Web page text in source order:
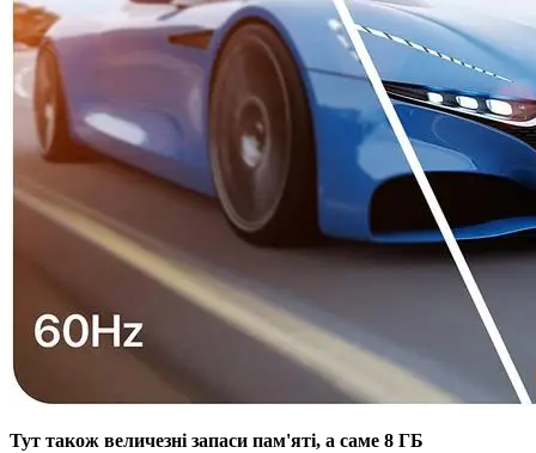
Тут також величезні запаси пам'яті, а саме 8 ГБ